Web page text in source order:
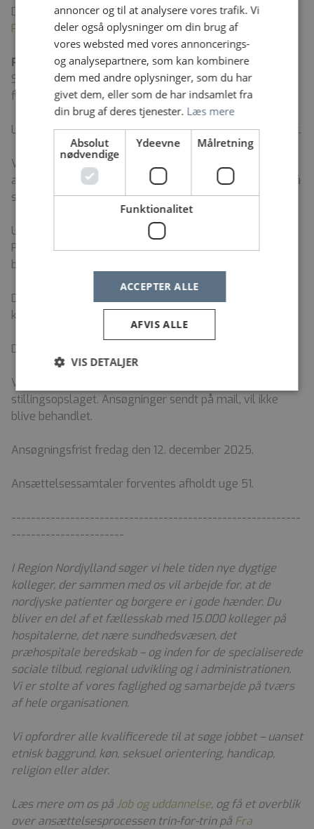
Du kan læse mere om Psykiatrien på hjemmesiden
Psykiatri i Region Nordjylland
Praktiske oplysninger
Stillingen er en fuldtidsstilling til besættelse fra 1.
februar 2026 eller snarest derefter.
Løn og ansættelsesvilkår efter gældende overenskomst.
Vi indhenter referencer på den person, vi ønsker at
ansætte. Er det påkrævet for stillingen, indhenter vi også
straffeattest og børneattest.
Uddannelse af studerende og elever er en af
Psykiatriens kerneopgaver, som alle medarbejdere
bidrager til.
Du sender din ansøgning ved at trykke på ”Søg Job”
knappen og udfylde den formular, som kommer frem.
Du kan vedhæfte ansøgning, CV og eventuelle bilag.
Vi modtager udelukkende ansøgninger via linket i
stillingsopslaget. Ansøgninger sendt på mail, vil ikke
blive behandlet.
Ansøgningsfrist fredag den 12. december 2025.
Ansættelsessamtaler forventes afholdt uge 51.
-----------------------------------------------------------
-----------------------
I Region Nordjylland søger vi hele tiden nye dygtige
kolleger, der sammen med os vil arbejde for, at de
nordjyske patienter og borgere er i gode hænder. Du
bliver en del af et fællesskab med 15.000 kolleger på
hospitalerne, det nære sundhedsvæsen, det
præhospitale beredskab – og inden for de specialiserede
sociale tilbud, regional udvikling og i administrationen.
Vi er stolte af vores faglighed og samarbejde på tværs
af hele organisationen.
Vi opfordrer alle kvalificerede til at søge jobbet – uanset
etnisk baggrund, køn, seksuel orientering, handicap,
religion eller alder.
Læs mere om os på Job og uddannelse, og få et overblik
over ansættelsesprocessen trin-for-trin på Fra
annoncer og til at analysere vores trafik. Vi
deler også oplysninger om din brug af
vores websted med vores annoncerings-
og analysepartnere, som kan kombinere
dem med andre oplysninger, som du har
givet dem, eller som de har indsamlet fra
din brug af deres tjenester. Læs mere
Absolut
nødvendige
Ydeevne Målretning
Funktionalitet
ACCEPTER ALLE
AFVIS ALLE
VIS DETALJER